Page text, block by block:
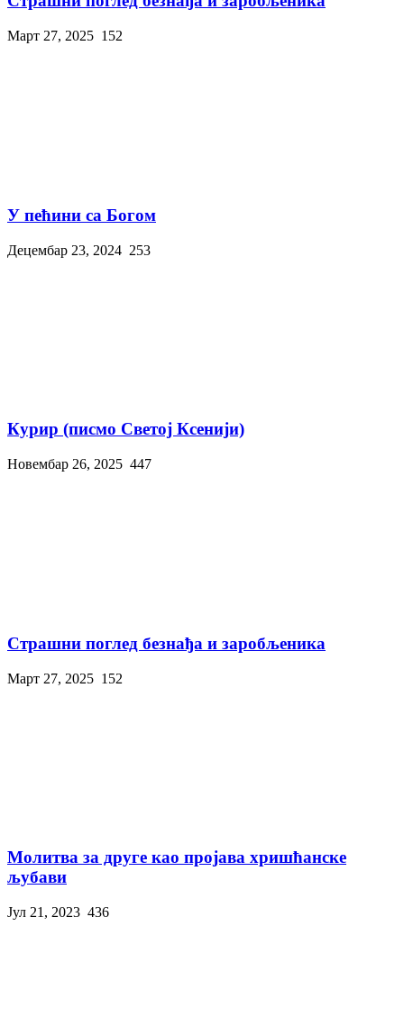
Март 27, 2025 152
У пећини са Богом
Децембар 23, 2024 253
Курир (писмо Светој Ксенији)
Новембар 26, 2025 447
Страшни поглед безнађа и заробљеника
Март 27, 2025 152
Молитва за друге као пројава хришћанске
љубави
Јул 21, 2023 436